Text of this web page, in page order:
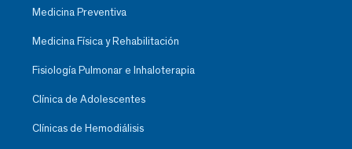
Medicina Preventiva
Medicina Física y Rehabilitación
Fisiología Pulmonar e Inhaloterapia
Clínica de Adolescentes
Clínicas de Hemodiálisis